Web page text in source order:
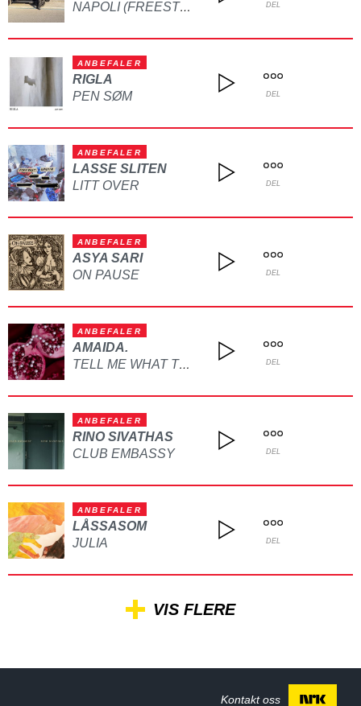
NAPOLI (FREESTYLE) DEL
ANBEFALER
RIGLA
PEN SØM
DEL
ANBEFALER
LASSE SLITEN
LITT OVER
DEL
ANBEFALER
ASYA SARI
ON PAUSE
DEL
ANBEFALER
AMAIDA.
TELL ME WHAT TO DO DEL
ANBEFALER
RINO SIVATHAS
CLUB EMBASSY
DEL
ANBEFALER
LÅSSASOM
JULIA
DEL
VIS FLERE
Kontakt oss